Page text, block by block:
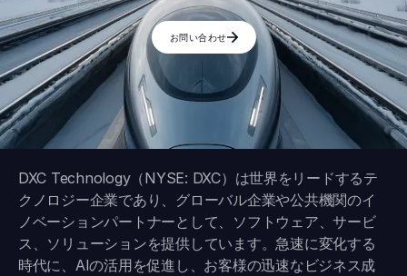
お問い合わせ
DXC Technology（NYSE: DXC）は世界をリードするテ
クノロジー企業であり、グローバル企業や公共機関のイ
ノベーションパートナーとして、ソフトウェア、サービ
ス、ソリューションを提供しています。急速に変化する
時代に、AIの活用を促進し、お客様の迅速なビジネス成